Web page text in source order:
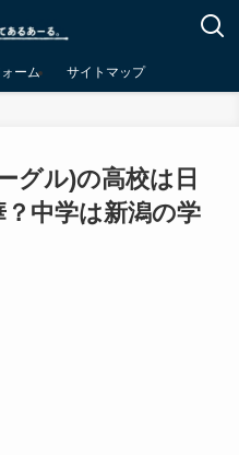
ーム サイトマップ
グル)の高校は日
中学は新潟の学